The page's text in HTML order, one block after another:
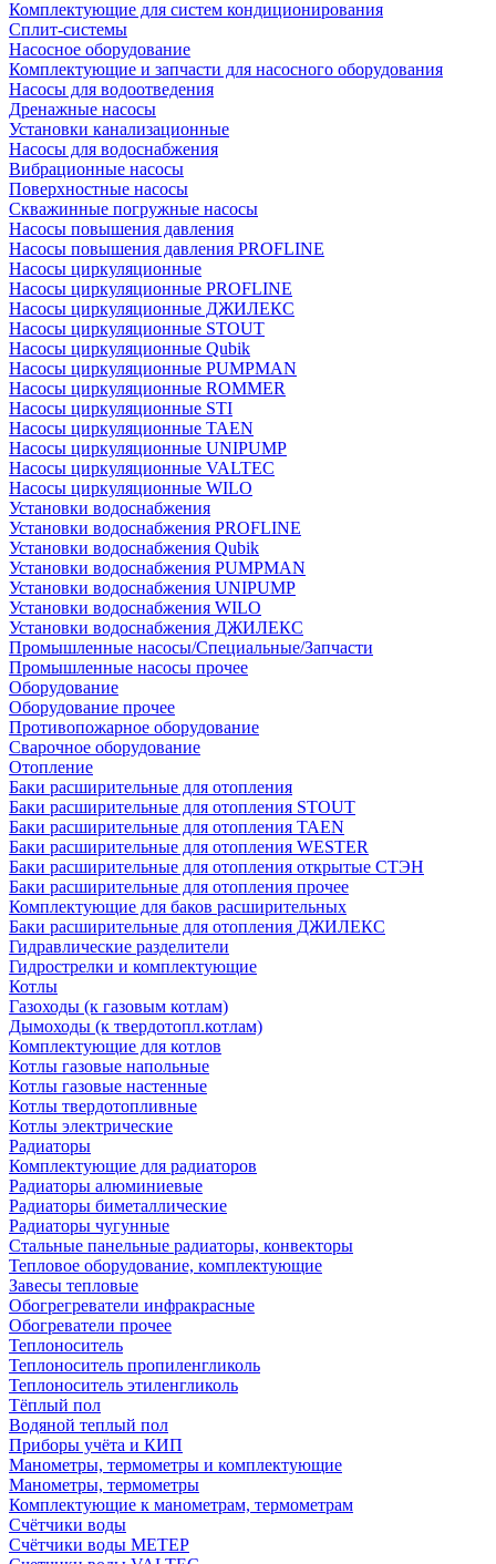
Комплектующие для систем кондиционирования
Сплит-системы
Насосное оборудование
Комплектующие и запчасти для насосного оборудования
Насосы для водоотведения
Дренажные насосы
Установки канализационные
Насосы для водоснабжения
Вибрационные насосы
Поверхностные насосы
Скважинные погружные насосы
Насосы повышения давления
Насосы повышения давления PROFLINE
Насосы циркуляционные
Насосы циркуляционные PROFLINE
Насосы циркуляционные ДЖИЛЕКС
Насосы циркуляционные STOUT
Насосы циркуляционные Qubik
Насосы циркуляционные PUMPMAN
Насосы циркуляционные ROMMER
Насосы циркуляционные STI
Насосы циркуляционные TAEN
Насосы циркуляционные UNIPUMP
Насосы циркуляционные VALTEC
Насосы циркуляционные WILO
Установки водоснабжения
Установки водоснабжения PROFLINE
Установки водоснабжения Qubik
Установки водоснабжения PUMPMAN
Установки водоснабжения UNIPUMP
Установки водоснабжения WILO
Установки водоснабжения ДЖИЛЕКС
Промышленные насосы/Специальные/Запчасти
Промышленные насосы прочее
Оборудование
Оборудование прочее
Противопожарное оборудование
Сварочное оборудование
Отопление
Баки расширительные для отопления
Баки расширительные для отопления STOUT
Баки расширительные для отопления TAEN
Баки расширительные для отопления WESTER
Баки расширительные для отопления открытые СТЭН
Баки расширительные для отопления прочее
Комплектующие для баков расширительных
Баки расширительные для отопления ДЖИЛЕКС
Гидравлические разделители
Гидрострелки и комплектующие
Котлы
Газоходы (к газовым котлам)
Дымоходы (к твердотопл.котлам)
Комплектующие для котлов
Котлы газовые напольные
Котлы газовые настенные
Котлы твердотопливные
Котлы электрические
Радиаторы
Комплектующие для радиаторов
Радиаторы алюминиевые
Радиаторы биметаллические
Радиаторы чугунные
Стальные панельные радиаторы, конвекторы
Тепловое оборудование, комплектующие
Завесы тепловые
Обогрегреватели инфракрасные
Обогреватели прочее
Теплоноситель
Теплоноситель пропиленгликоль
Теплоноситель этиленгликоль
Тёплый пол
Водяной теплый пол
Приборы учёта и КИП
Манометры, термометры и комплектующие
Манометры, термометры
Комплектующие к манометрам, термометрам
Счётчики воды
Счётчики воды МЕТЕР